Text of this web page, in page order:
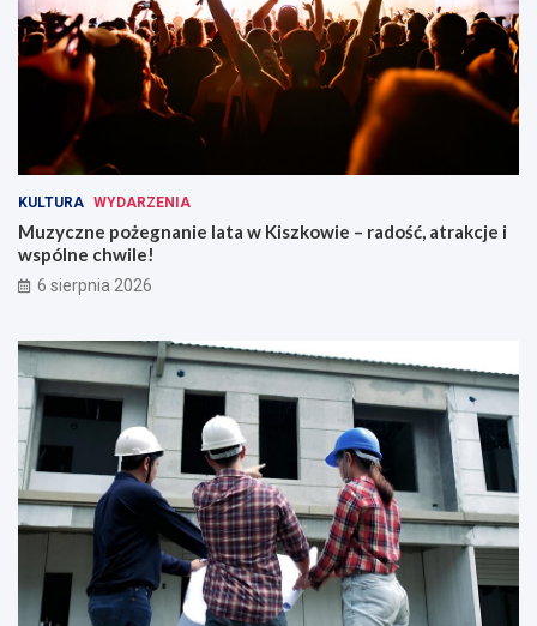
KULTURA WYDARZENIA
Muzyczne pożegnanie lata w Kiszkowie – radość, atrakcje i
wspólne chwile!
6 sierpnia 2026